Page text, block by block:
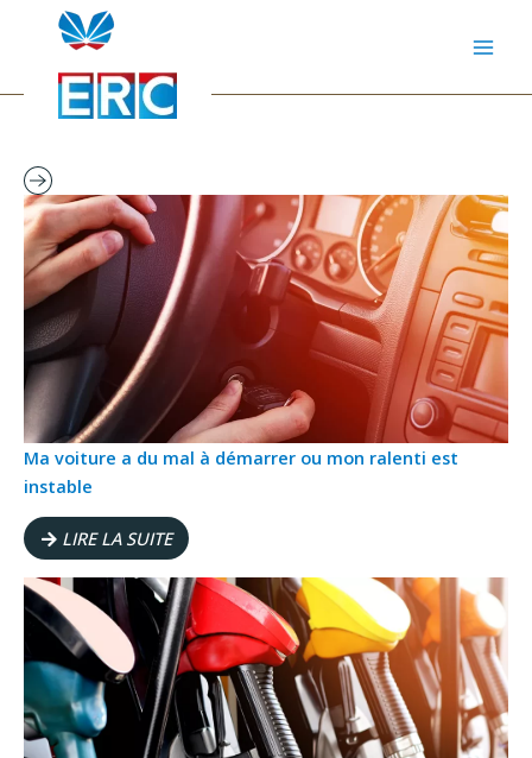
contenu
Ma voiture a du mal à démarrer ou mon ralenti est
instable
LIRE LA SUITE